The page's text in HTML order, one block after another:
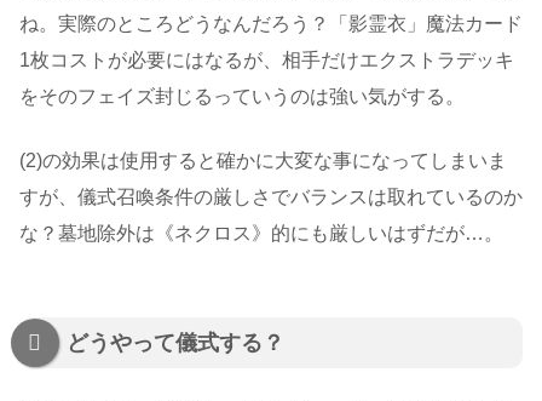
ね。実際のところどうなんだろう？「影霊衣」魔法カード
1枚コストが必要にはなるが、相手だけエクストラデッキ
をそのフェイズ封じるっていうのは強い気がする。
(2)の効果は使用すると確かに大変な事になってしまいま
すが、儀式召喚条件の厳しさでバランスは取れているのか
な？墓地除外は《ネクロス》的にも厳しいはずだが…。
どうやって儀式する？